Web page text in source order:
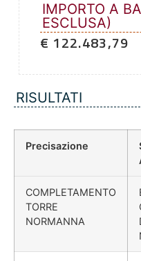
IMPORTO A
ESCLUSA)
€ 122.483,79
RISULTATI
Precisazione
COMPLETAMENTO
TORRE
NORMANNA